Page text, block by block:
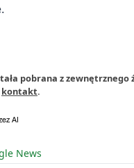
.
pobrana z zewnętrznego
kontakt.
News